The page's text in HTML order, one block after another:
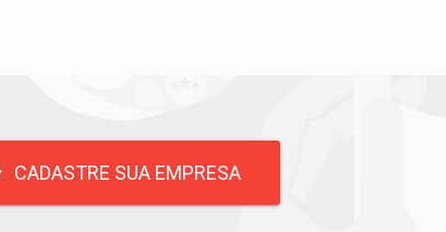
CADASTRE SUA EMPRESA